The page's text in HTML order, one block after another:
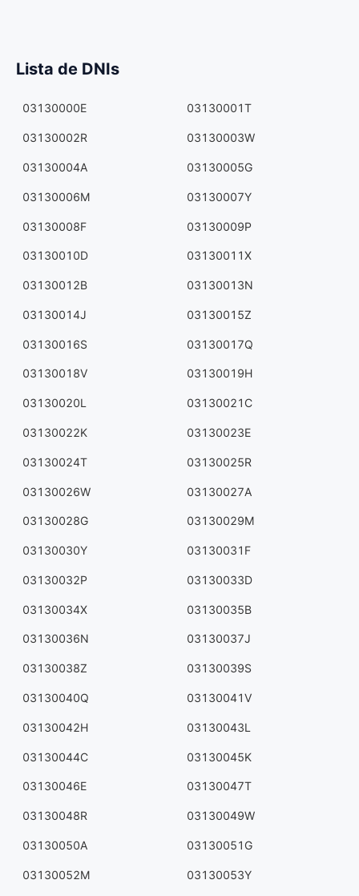
Lista de DNIs
03130000E 03130001T
03130002R 03130003W
03130004A 03130005G
03130006M 03130007Y
03130008F 03130009P
03130010D 03130011X
03130012B 03130013N
03130014J 03130015Z
03130016S 03130017Q
03130018V 03130019H
03130020L 03130021C
03130022K 03130023E
03130024T 03130025R
03130026W 03130027A
03130028G 03130029M
03130030Y 03130031F
03130032P 03130033D
03130034X 03130035B
03130036N 03130037J
03130038Z 03130039S
03130040Q 03130041V
03130042H 03130043L
03130044C 03130045K
03130046E 03130047T
03130048R 03130049W
03130050A 03130051G
03130052M 03130053Y